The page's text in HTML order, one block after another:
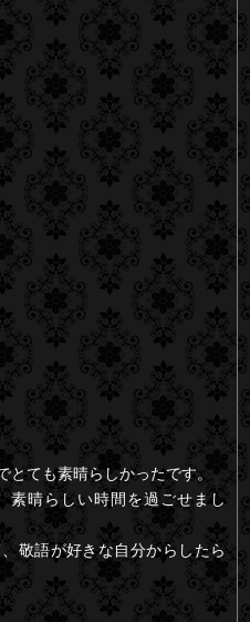
とても素晴らしかったです。
素晴らしい時間を過ごせまし
敬語が好きな自分からしたら